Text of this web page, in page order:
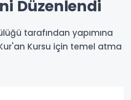
Düzenlendi
tarafından yapımına
Kursu için temel atma